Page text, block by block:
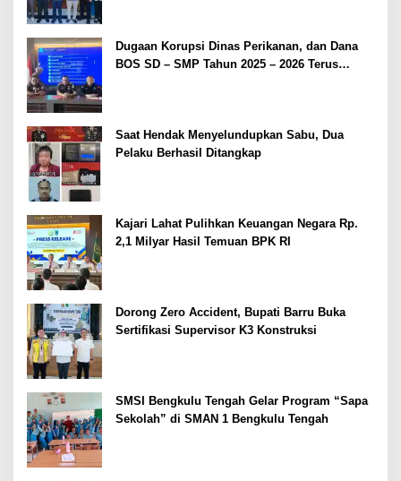
Dugaan Korupsi Dinas Perikanan, dan Dana
BOS SD – SMP Tahun 2025 – 2026 Terus
Saat Hendak Menyelundupkan Sabu, Dua
Pelaku Berhasil Ditangkap
Kajari Lahat Pulihkan Keuangan Negara Rp.
2,1 Milyar Hasil Temuan BPK RI
Dorong Zero Accident, Bupati Barru Buka
Sertifikasi Supervisor K3 Konstruksi
SMSI Bengkulu Tengah Gelar Program “Sapa
Sekolah” di SMAN 1 Bengkulu Tengah